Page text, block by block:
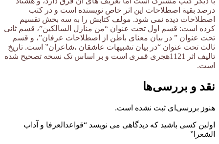
درصد بقیة اصطلاحات این اثر خاص نویسنده است و در کتب
اصطلاحات دیده نمی شود. مولف کتابش را به سه بخش تقسیم
کرده است: قسم اول تحت عنوان “من منازل السالکین”، قسم ثانی
تحت عنوان ” در بیان معنای باطن از اصطلاحات عرفان”، و قسم
ثالث تحت عنوان “در بیان تشبیهات عاشقان ،شاعران” است. تاریخ
تالیف اثر 1121هجری قمری است و بر اساس تک نسخه تصحیح شده
است.
نقد و بررسی‌ها
هنوز بررسی‌ای ثبت نشده است.
اولین کسی باشید که دیدگاهی می نویسد “قواعدالعرفا و آداب
الشعرا”